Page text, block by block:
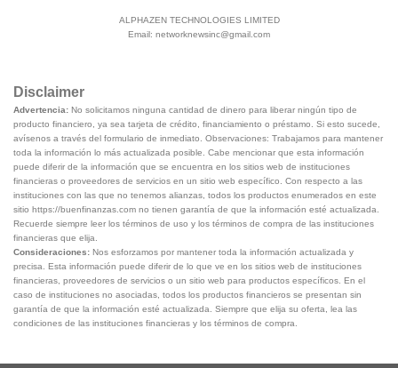
ALPHAZEN TECHNOLOGIES LIMITED
Email: networknewsinc@gmail.com
Disclaimer
Advertencia: No solicitamos ninguna cantidad de dinero para liberar ningún tipo de
producto financiero, ya sea tarjeta de crédito, financiamiento o préstamo. Si esto sucede,
avísenos a través del formulario de inmediato. Observaciones: Trabajamos para mantener
toda la información lo más actualizada posible. Cabe mencionar que esta información
puede diferir de la información que se encuentra en los sitios web de instituciones
financieras o proveedores de servicios en un sitio web específico. Con respecto a las
instituciones con las que no tenemos alianzas, todos los productos enumerados en este
sitio https://buenfinanzas.com no tienen garantía de que la información esté actualizada.
Recuerde siempre leer los términos de uso y los términos de compra de las instituciones
financieras que elija.
Consideraciones: Nos esforzamos por mantener toda la información actualizada y
precisa. Esta información puede diferir de lo que ve en los sitios web de instituciones
financieras, proveedores de servicios o un sitio web para productos específicos. En el
caso de instituciones no asociadas, todos los productos financieros se presentan sin
garantía de que la información esté actualizada. Siempre que elija su oferta, lea las
condiciones de las instituciones financieras y los términos de compra.